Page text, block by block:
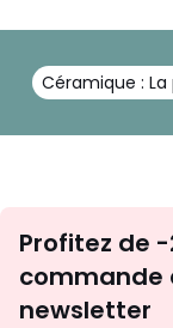
Céramique :
Profitez de
commande
newsletter